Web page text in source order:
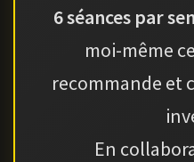
6 séances par
moi-même
recommande et
En